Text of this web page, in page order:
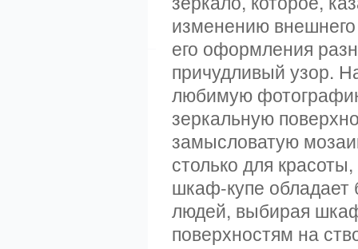
изменению
его оформления
причудливый узор.
любимую
зеркальную
замысловатую
столько для
шкаф-купе
людей, выбирая
поверхностям на